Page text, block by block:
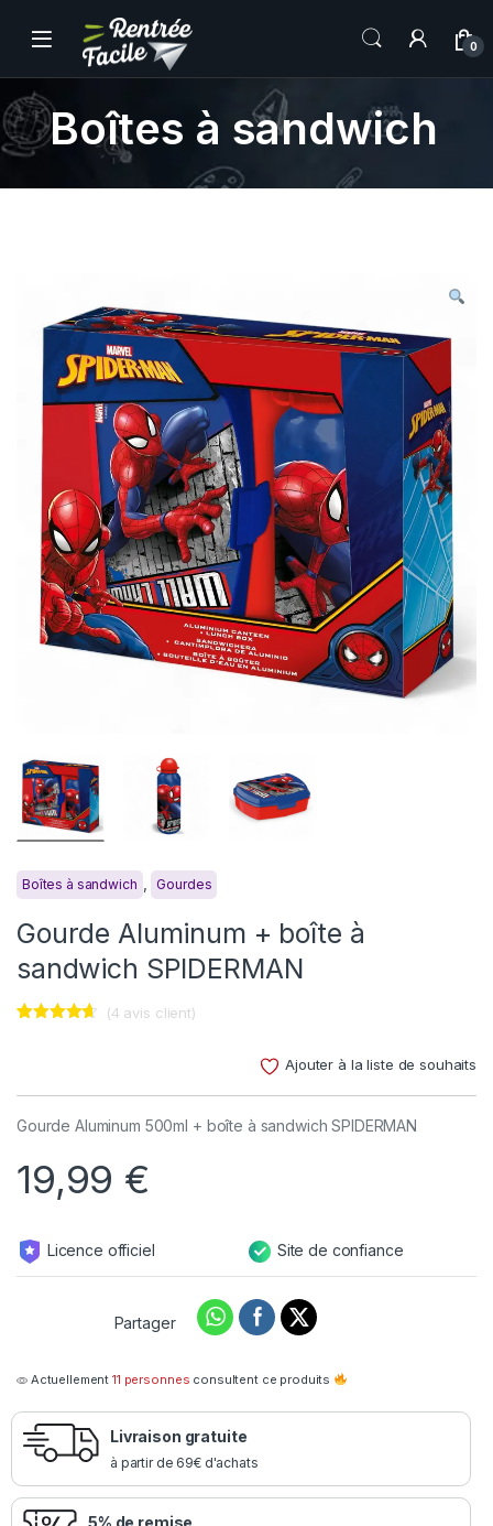
0
Boîtes à sandwich
Boîtes à sandwich , Gourdes
Gourde Aluminum + boîte à
sandwich SPIDERMAN
client
(4 avis client)
Ajouter à la liste de souhaits
Gourde Aluminum 500ml + boîte à sandwich SPIDERMAN
19,99 €
Licence officiel Site de confiance
Partager
Actuellement11 personnes consultent ce produits
Livraison gratuite
à partir de 69€ d'achats
5% de remise